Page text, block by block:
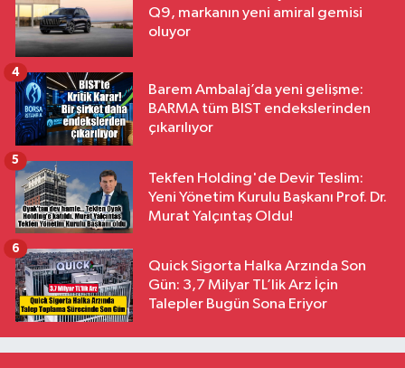
Q9, markanın yeni amiral gemisi
oluyor
Barem Ambalaj’da yeni gelişme:
BARMA tüm BIST endekslerinden
çıkarılıyor
4
Tekfen Holding'de Devir Teslim:
Yeni Yönetim Kurulu Başkanı Prof. Dr.
Murat Yalçıntaş Oldu!
5
Quick Sigorta Halka Arzında Son
Gün: 3,7 Milyar TL’lik Arz İçin
Talepler Bugün Sona Eriyor
6